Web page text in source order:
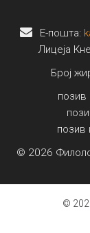
E-пошта:
Лицеја
Број
позив
позив
© 2026
©